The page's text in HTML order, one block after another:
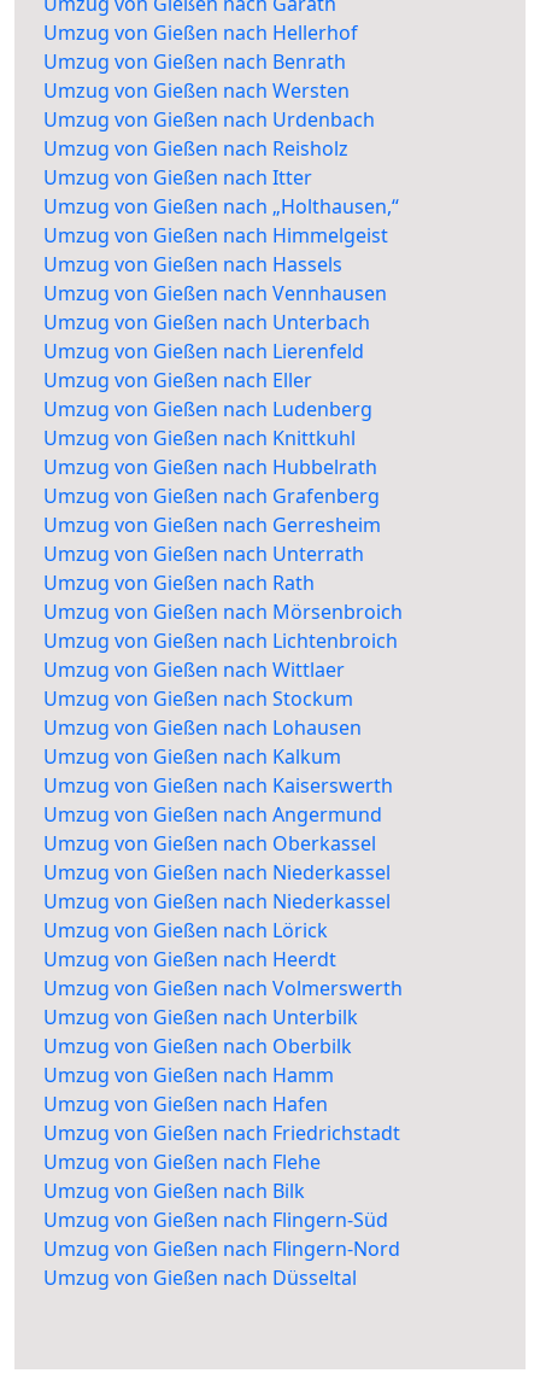
Umzug von Gießen nach Hellerhof
Umzug von Gießen nach Benrath
Umzug von Gießen nach Wersten
Umzug von Gießen nach Urdenbach
Umzug von Gießen nach Reisholz
Umzug von Gießen nach Itter
Umzug von Gießen nach „Holthausen,“
Umzug von Gießen nach Himmelgeist
Umzug von Gießen nach Hassels
Umzug von Gießen nach Vennhausen
Umzug von Gießen nach Unterbach
Umzug von Gießen nach Lierenfeld
Umzug von Gießen nach Eller
Umzug von Gießen nach Ludenberg
Umzug von Gießen nach Knittkuhl
Umzug von Gießen nach Hubbelrath
Umzug von Gießen nach Grafenberg
Umzug von Gießen nach Gerresheim
Umzug von Gießen nach Unterrath
Umzug von Gießen nach Rath
Umzug von Gießen nach Mörsenbroich
Umzug von Gießen nach Lichtenbroich
Umzug von Gießen nach Wittlaer
Umzug von Gießen nach Stockum
Umzug von Gießen nach Lohausen
Umzug von Gießen nach Kalkum
Umzug von Gießen nach Kaiserswerth
Umzug von Gießen nach Angermund
Umzug von Gießen nach Oberkassel
Umzug von Gießen nach Niederkassel
Umzug von Gießen nach Niederkassel
Umzug von Gießen nach Lörick
Umzug von Gießen nach Heerdt
Umzug von Gießen nach Volmerswerth
Umzug von Gießen nach Unterbilk
Umzug von Gießen nach Oberbilk
Umzug von Gießen nach Hamm
Umzug von Gießen nach Hafen
Umzug von Gießen nach Friedrichstadt
Umzug von Gießen nach Flehe
Umzug von Gießen nach Bilk
Umzug von Gießen nach Flingern-Süd
Umzug von Gießen nach Flingern-Nord
Umzug von Gießen nach Düsseltal